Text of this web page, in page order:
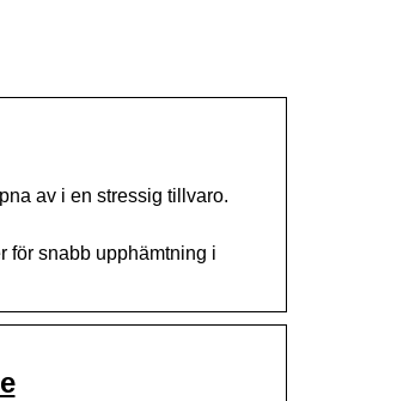
av i en stressig tillvaro.
för snabb upphämtning i